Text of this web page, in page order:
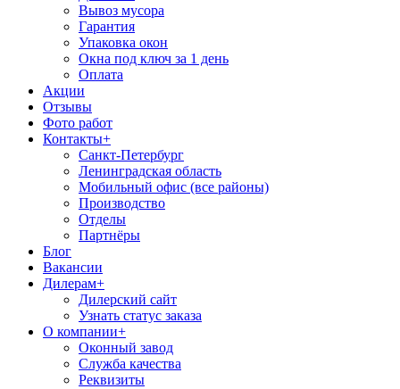
Вывоз мусора
Гарантия
Упаковка окон
Окна под ключ за 1 день
Оплата
Акции
Отзывы
Фото работ
Контакты+
Санкт-Петербург
Ленинградская область
Мобильный офис (все районы)
Производство
Отделы
Партнёры
Блог
Вакансии
Дилерам+
Дилерский сайт
Узнать статус заказа
О компании+
Оконный завод
Служба качества
Реквизиты